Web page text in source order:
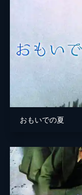
おもいでの夏